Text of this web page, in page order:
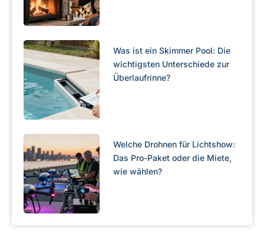
Was ist ein Skimmer Pool: Die
wichtigsten Unterschiede zur
Überlaufrinne?
Welche Drohnen für Lichtshow:
Das Pro-Paket oder die Miete,
wie wählen?